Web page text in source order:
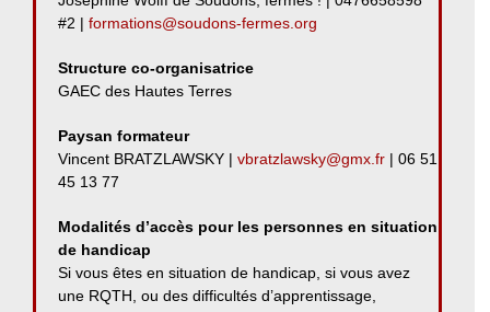
#2 | formations@soudons-fermes.org
Structure co-organisatrice
GAEC des Hautes Terres
Paysan formateur
Vincent BRATZLAWSKY | vbratzlawsky@gmx.fr | 06 51
45 13 77
Modalités d’accès pour les personnes en situation
de handicap
Si vous êtes en situation de handicap, si vous avez
une RQTH, ou des difficultés d’apprentissage,